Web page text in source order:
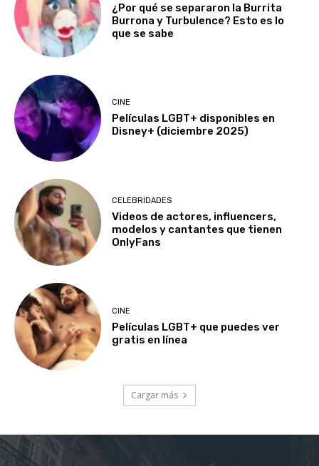
¿Por qué se separaron la Burrita
Burrona y Turbulence? Esto es lo
que se sabe
CINE
Películas LGBT+ disponibles en
Disney+ (diciembre 2025)
CELEBRIDADES
Videos de actores, influencers,
modelos y cantantes que tienen
OnlyFans
CINE
Películas LGBT+ que puedes ver
gratis en línea
Cargar más